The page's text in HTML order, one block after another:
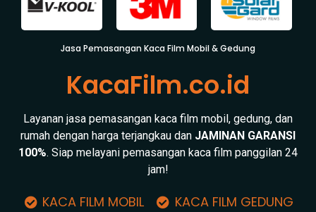
Jasa Pemasangan Kaca Film Mobil & Gedung
KacaFilm.co.id
Layanan jasa pemasangan kaca film mobil, gedung, dan
rumah dengan harga terjangkau dan JAMINAN GARANSI
100%. Siap melayani pemasangan kaca film panggilan 24
jam!
KACA FILM MOBIL KACA FILM GEDUNG